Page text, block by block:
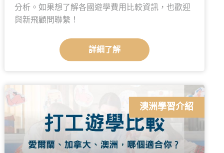
分析。如果想了解各國遊學費用比較資訊，也歡迎
與新飛顧問聯繫！
詳細了解
澳洲學習介紹